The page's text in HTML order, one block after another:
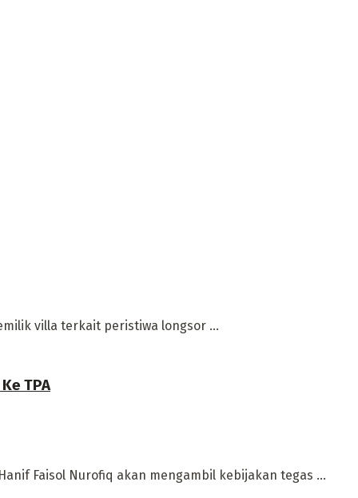
villa terkait peristiwa longsor ...
TPA
Faisol Nurofiq akan mengambil kebijakan tegas ...